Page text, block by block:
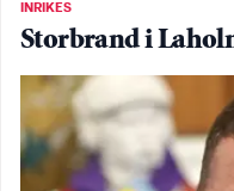
INRIKES
Storbrand i